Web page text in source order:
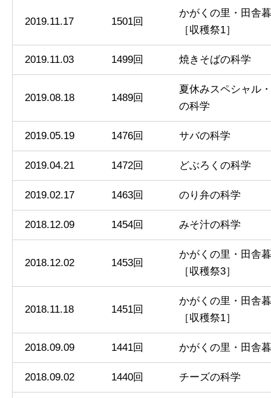
2019.11.17 1501回
かがくの里・田舎
［収穫祭1］
2019.11.03 1499回 焼きそばの科学
2019.08.18 1489回
夏休みスペシャル
の科学
2019.05.19 1476回 サバの科学
2019.04.21 1472回 どぶろくの科学
2019.02.17 1463回 のり弁の科学
2018.12.09 1454回 みそ汁の科学
2018.12.02 1453回
かがくの里・田舎
［収穫祭3］
2018.11.18 1451回
かがくの里・田舎
［収穫祭1］
2018.09.09 1441回 かがくの里・田舎
2018.09.02 1440回 チーズの科学